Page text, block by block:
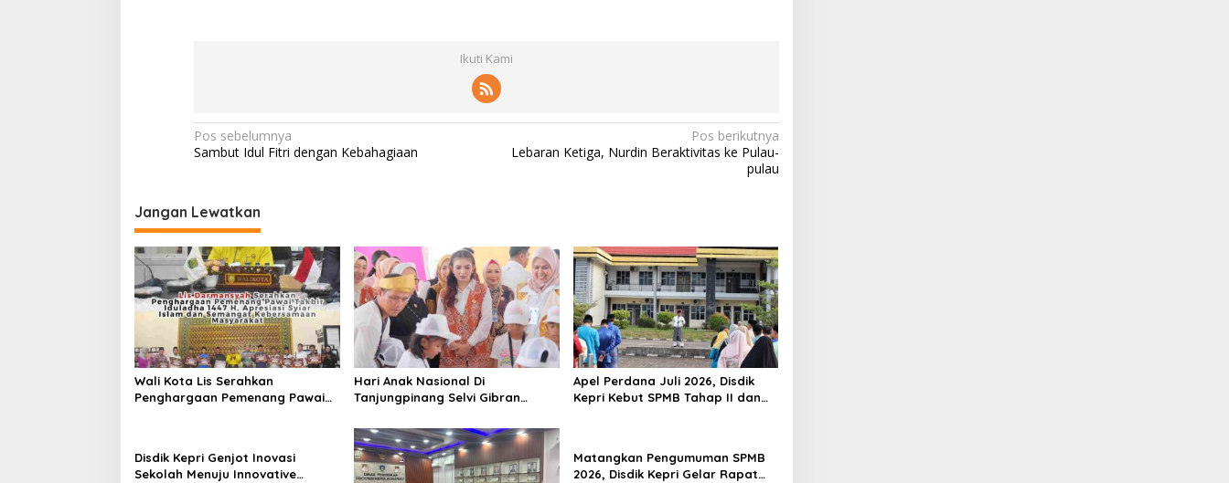
Ikuti Kami
N
a
i
g
a
s
i
p
o
s
Pos sebelumnya
Sambut Idul Fitri dengan Kebahagiaan
Pos berikutnya
Lebaran Ketiga, Nurdin Beraktivitas ke Pulau-
pulau
Jangan Lewatkan
Wali Kota Lis Serahkan
Penghargaan Pemenang Pawai
Hari Anak Nasional Di
Tanjungpinang Selvi Gibran
RANA
Apel Perdana Juli 2026, Disdik
Kepri Kebut SPMB Tahap II dan
Disdik Kepri Genjot Inovasi
Sekolah Menuju Innovative
Matangkan Pengumuman SPMB
2026, Disdik Kepri Gelar Rapat